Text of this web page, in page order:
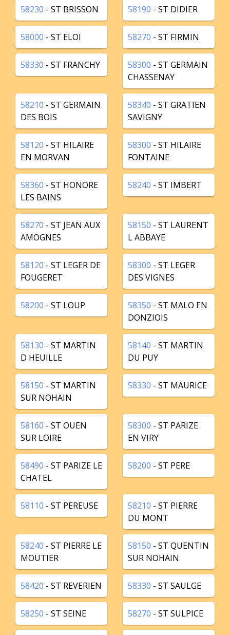
58230 - ST BRISSON 58190 - ST DIDIER
58000 - ST ELOI 58270 - ST FIRMIN
58330 - ST FRANCHY 58300 - ST GERMAIN
CHASSENAY
58210 - ST GERMAIN
DES BOIS
58340 - ST GRATIEN
SAVIGNY
58120 - ST HILAIRE
EN MORVAN
58300 - ST HILAIRE
FONTAINE
58360 - ST HONORE
LES BAINS
58240 - ST IMBERT
58270 - ST JEAN AUX
AMOGNES
58150 - ST LAURENT
L ABBAYE
58120 - ST LEGER DE
FOUGERET
58300 - ST LEGER
DES VIGNES
58200 - ST LOUP 58350 - ST MALO EN
DONZIOIS
58130 - ST MARTIN
D HEUILLE
58140 - ST MARTIN
DU PUY
58150 - ST MARTIN
SUR NOHAIN
58330 - ST MAURICE
58160 - ST OUEN
SUR LOIRE
58300 - ST PARIZE
EN VIRY
58490 - ST PARIZE LE
CHATEL
58200 - ST PERE
58110 - ST PEREUSE 58210 - ST PIERRE
DU MONT
58240 - ST PIERRE LE
MOUTIER
58150 - ST QUENTIN
SUR NOHAIN
58420 - ST REVERIEN 58330 - ST SAULGE
58250 - ST SEINE 58270 - ST SULPICE